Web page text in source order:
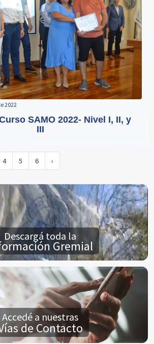
2022
SAMO 2022- Nivel I, II, y
III
4 5 6 ›
Descargá toda la
Gremial
Accedé a nuestras
de Contacto